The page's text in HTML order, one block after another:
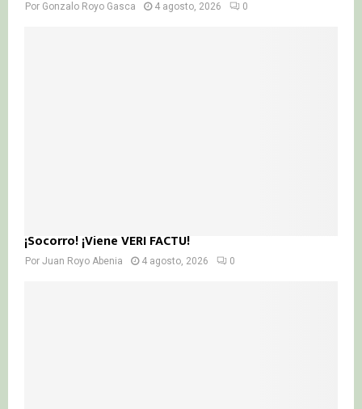
Por Gonzalo Royo Gasca 4 agosto, 2026 0
¡Socorro! ¡Viene VERI FACTU!
Por Juan Royo Abenia 4 agosto, 2026 0